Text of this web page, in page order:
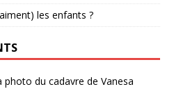
les enfants ?
du cadavre de Vanesa